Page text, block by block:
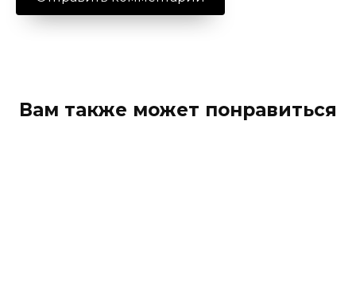
Вам также может понравиться